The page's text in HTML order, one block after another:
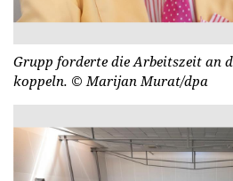
Grupp forderte die Arbeitszeit an
koppeln. © Marijan Murat/dpa